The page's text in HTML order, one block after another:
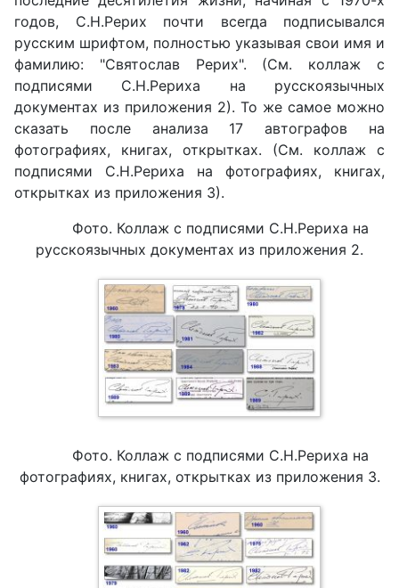
годов, С.Н.Рерих почти всегда подписывался
русским шрифтом, полностью указывая свои имя и
фамилию: "Святослав Рерих". (См. коллаж с
подписями С.Н.Рериха на русскоязычных
документах из приложения 2). То же самое можно
сказать после анализа 17 автографов на
фотографиях, книгах, открытках. (См. коллаж с
подписями С.Н.Рериха на фотографиях, книгах,
открытках из приложения 3).
Фото. Коллаж с подписями С.Н.Рериха на
русскоязычных документах из приложения 2.
Фото. Коллаж с подписями С.Н.Рериха на
фотографиях, книгах, открытках из приложения 3.